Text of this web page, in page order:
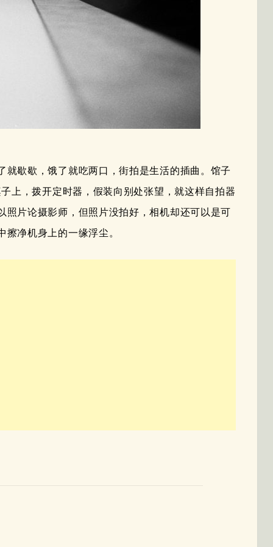
歇歇，饿了就吃两口，街拍是生活的插曲。馆子
上，拨开定时器，假装向别处张望，就这样自拍器
照片论摄影师，但照片没拍好，相机却还可以是可
净机身上的一缘浮尘。